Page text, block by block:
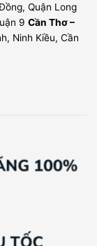
Quận Long
9 Cần Thơ –
Ninh Kiều, Cần